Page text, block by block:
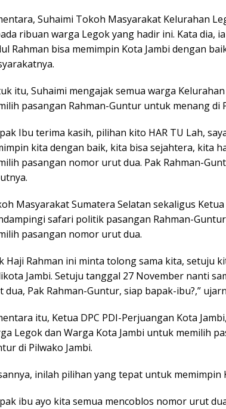
Suhaimi Tokoh Masyarakat Kelurahan
ribuan warga Legok yang hadir ini. Kata dia,
Rahman bisa memimpin Kota Jambi dengan
itu, Suhaimi mengajak semua warga
pasangan Rahman-Guntur untuk menang di
Ibu terima kasih, pilihan kito HAR TU Lah,
kita dengan baik, kita bisa sejahtera, kita
pasangan nomor urut dua. Pak Rahman-
Masyarakat Sumatera Selatan sekaligus
safari politik pasangan Rahman-
pasangan nomor urut dua.
Haji Rahman ini minta tolong sama kita, setuju
Jambi. Setuju tanggal 27 November nanti
dua, Pak Rahman-Guntur, siap bapak-ibu?,”
itu, Ketua DPC PDI-Perjuangan Kota
Legok dan Warga Kota Jambi untuk memilih
di Pilwako Jambi.
inilah pilihan yang tepat untuk memimpin
ibu ayo kita semua mencoblos nomor urut